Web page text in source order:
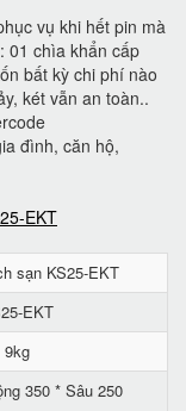
vụ khi hết pin mà
01 chìa khẩn cấp
bất kỳ chi phí nào
két vẫn an toàn..
đình, căn hộ,
sạn KS25-EKT
EKT
9kg
350 * Sâu 250